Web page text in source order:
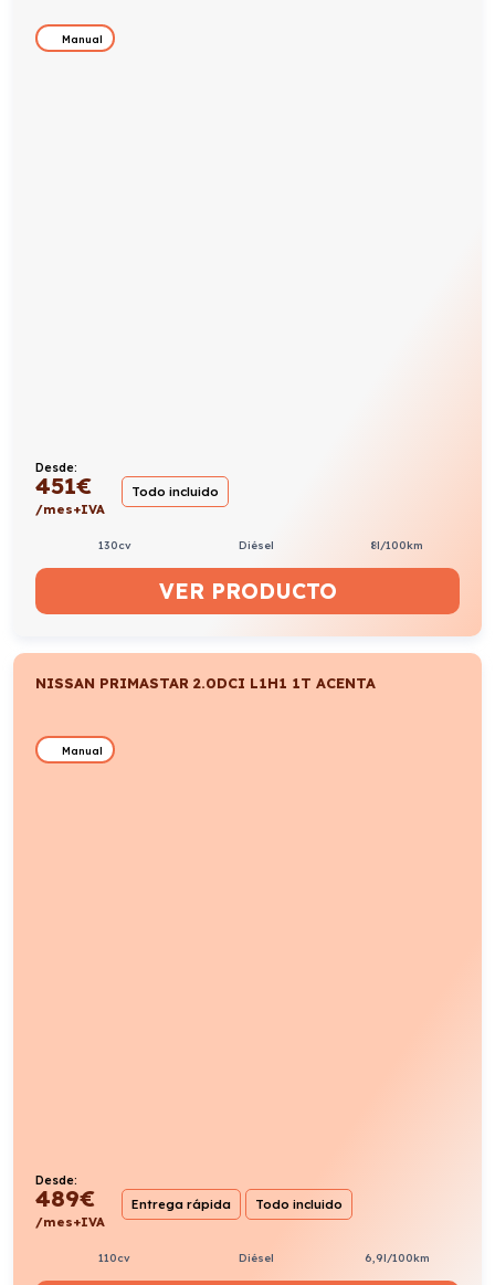
Manual
Desde:
451€
/mes+IVA
Todo incluido
130cv Diésel 8l/100km
VER PRODUCTO
NISSAN PRIMASTAR 2.0DCI L1H1 1T ACENTA
Manual
Desde:
489€
/mes+IVA
Entrega rápida Todo incluido
110cv Diésel 6,9l/100km